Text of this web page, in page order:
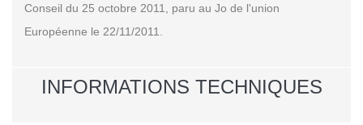
Conseil du 25 octobre 2011, paru au Jo de l'union
Européenne le 22/11/2011.
INFORMATIONS TECHNIQUES